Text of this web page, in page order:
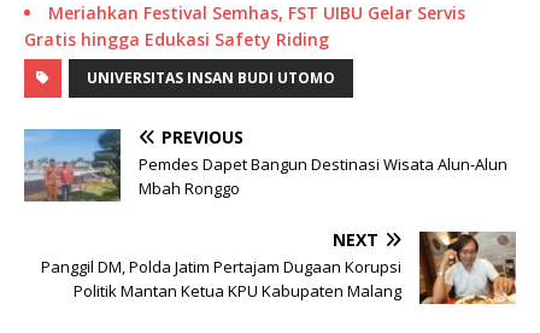
Meriahkan Festival Semhas, FST UIBU Gelar Servis
Gratis hingga Edukasi Safety Riding
UNIVERSITAS INSAN BUDI UTOMO
PREVIOUS
Pemdes Dapet Bangun Destinasi Wisata Alun-Alun
Mbah Ronggo
NEXT
Panggil DM, Polda Jatim Pertajam Dugaan Korupsi
Politik Mantan Ketua KPU Kabupaten Malang